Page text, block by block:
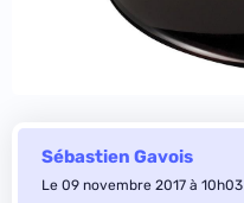
Sébastien Gavois
Le 09 novembre 2017 à 10h03